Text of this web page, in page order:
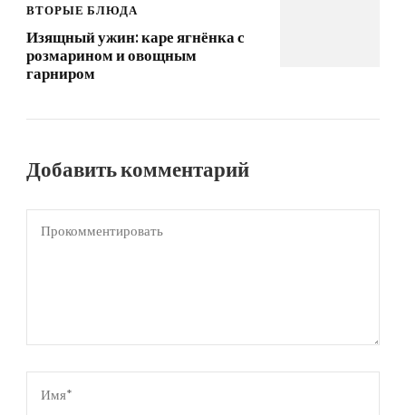
ВТОРЫЕ БЛЮДА
Изящный ужин: каре ягнёнка с
розмарином и овощным
гарниром
Добавить комментарий